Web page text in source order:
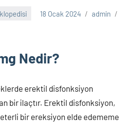
18 Ocak 2024
admin
Nedir?
erektil disfonksiyon
bir ilaçtır. Erektil disfonksiyon,
bir ereksiyon elde edememe